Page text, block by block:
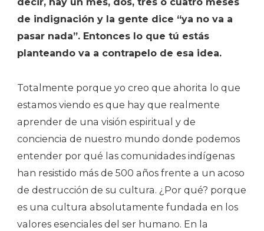
de indignación y la gente dice “ya no va a
pasar nada”. Entonces lo que tú estás
planteando va a contrapelo de esa idea.
Totalmente porque yo creo que ahorita lo que
estamos viendo es que hay que realmente
aprender de una visión espiritual y de
conciencia de nuestro mundo donde podemos
entender por qué las comunidades indígenas
han resistido más de 500 años frente a un acoso
de destrucción de su cultura. ¿Por qué? porque
es una cultura absolutamente fundada en los
valores esenciales del ser humano. En la